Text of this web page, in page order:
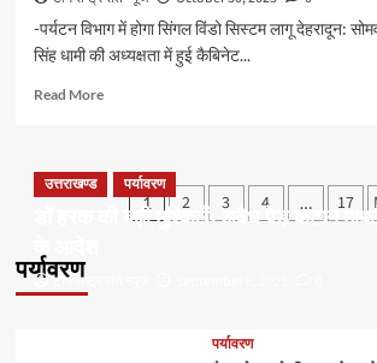
-पर्यटन विभाग में होगा सिंगल विंडो सिस्टम लागू देहरादून:
सिंह धामी की अध्यक्षता में हुई कैबिनेट...
Read MoreRead
उत्तराखण्ड
Posts
1 2 3 4 … 17
पर्यावरण
उत्तराखण्ड पर्यावरण
डॉ हरक की बढ़ी मुश्किलेंः अवैध पेड़ कटान
के आदेश
टीम राष्ट्र संत न्यूज
पर्यावरण